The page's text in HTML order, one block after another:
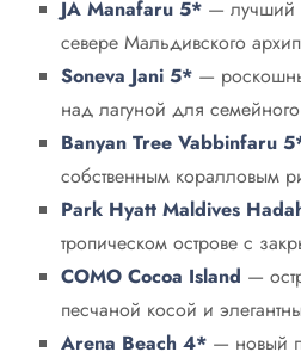
JA Manafaru 5* — лучший
севере Мальдивского
Soneva Jani 5* —
над лагуной для
Banyan Tree Vabbinfaru
собственным коралловым
Park Hyatt Maldives
тропическом острове с
COMO Cocoa Island —
песчаной косой и
Arena Beach 4* — новый